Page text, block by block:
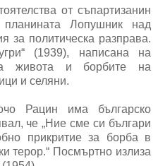
от съпартизанин
Лопушник над
за политическа разправа.
(1939), написана на
живота и борбите на
и селяни.
Рацин има българско
че „Ние сме си българи
прикритие за борба в
терор.“ Посмъртно излиза